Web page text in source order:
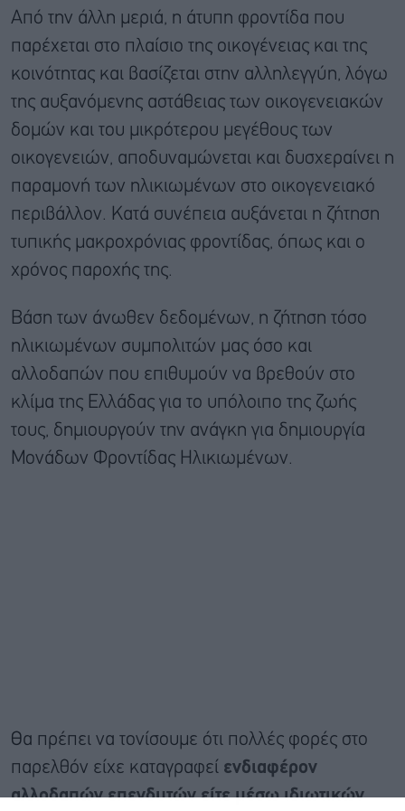
Από την άλλη μεριά, η άτυπη φροντίδα που
παρέχεται στο πλαίσιο της οικογένειας και της
κοινότητας και βασίζεται στην αλληλεγγύη, λόγω
της αυξανόμενης αστάθειας των οικογενειακών
δομών και του μικρότερου μεγέθους των
οικογενειών, αποδυναμώνεται και δυσχεραίνει η
παραμονή των ηλικιωμένων στο οικογενειακό
περιβάλλον. Κατά συνέπεια αυξάνεται η ζήτηση
τυπικής μακροχρόνιας φροντίδας, όπως και ο
χρόνος παροχής της.
Βάση των άνωθεν δεδομένων, η ζήτηση τόσο
ηλικιωμένων συμπολιτών μας όσο και
αλλοδαπών που επιθυμούν να βρεθούν στο
κλίμα της Ελλάδας για το υπόλοιπο της ζωής
τους, δημιουργούν την ανάγκη για δημιουργία
Μονάδων Φροντίδας Ηλικιωμένων.
Θα πρέπει να τονίσουμε ότι πολλές φορές στο
παρελθόν είχε καταγραφεί ενδιαφέρον
αλλοδαπών επενδυτών είτε μέσω ιδιωτικών